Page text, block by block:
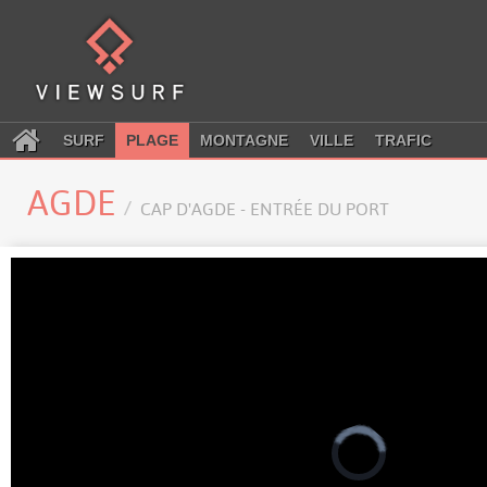
SURF PLAGE MONTAGNE VILLE TRAFIC
AGDE CAP D'AGDE - ENTRÉE DU PORT